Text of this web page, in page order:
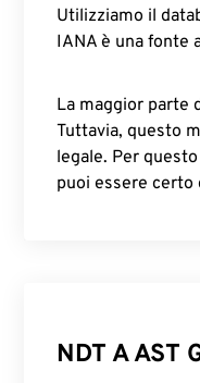
Utilizziamo il
IANA è una fonte
La maggior parte
Tuttavia, questo
legale. Per
puoi essere certo
NDT A AST